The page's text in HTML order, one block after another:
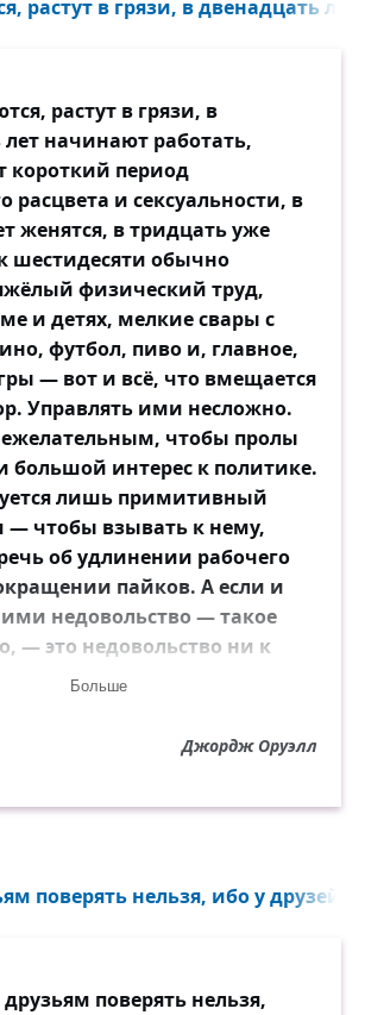
растут в грязи, в двенадцать
растут в грязи, в
начинают работать,
короткий период
расцвета и сексуальности, в
женятся, в тридцать уже
шестидесяти обычно
физический труд,
и детях, мелкие свары с
футбол, пиво и, главное,
— вот и всё, что вмещается
Управлять ими несложно.
чтобы пролы
большой интерес к политике.
лишь примитивный
— чтобы взывать к нему,
об удлинении рабочего
пайков. А если и
недовольство — такое
— это недовольство ни к
ибо из-за отсутствия общих
Больше
Джордж Оруэлл
поверять нельзя, ибо у друзей
поверять нельзя,